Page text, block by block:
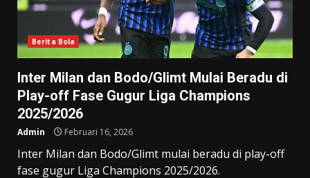
Berita Bola
Inter Milan dan Bodo/Glimt Mulai Beradu di
Play-off Fase Gugur Liga Champions
2025/2026
Admin Februari 16, 2026
Inter Milan dan Bodo/Glimt mulai beradu di play-off
fase gugur Liga Champions 2025/2026.